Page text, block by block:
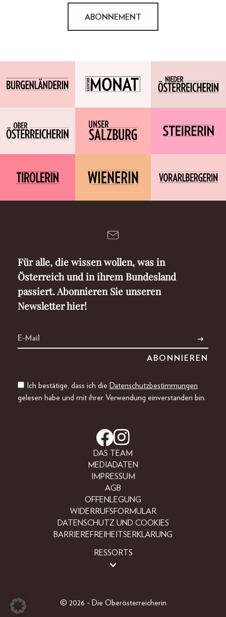
ABONNEMENT
Für alle, die wissen wollen, was in
Österreich und in ihrem Bundesland
passiert. Abonnieren Sie unseren
Newsletter hier!
Ich bestätige, dass ich die Datenschutzbestimmungen
gelesen habe und mit ihrer Verwendung einverstanden bin.
DAS TEAM
MEDIADATEN
IMPRESSUM
AGB
OFFENLEGUNG
WIDERRUFSFORMULAR
DATENSCHUTZ UND COOKIES
BARRIEREFREIHEITSERKLÄRUNG
RESSORTS
© 2026 - Die Oberösterreicherin